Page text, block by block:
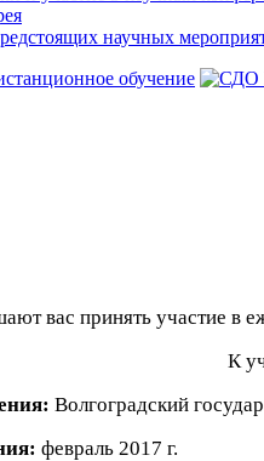
научных
обучение
вас принять участие в
К
Волгоградский
февраль 2017 г.